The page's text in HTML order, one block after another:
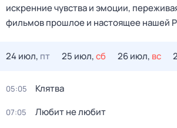
искренние чувства и эмоции,
фильмов прошлое и настоящее нашей
24 июл, пт 25 июл,сб 26 июл, вс
05:05 Клятва
07:05 Любит не любит